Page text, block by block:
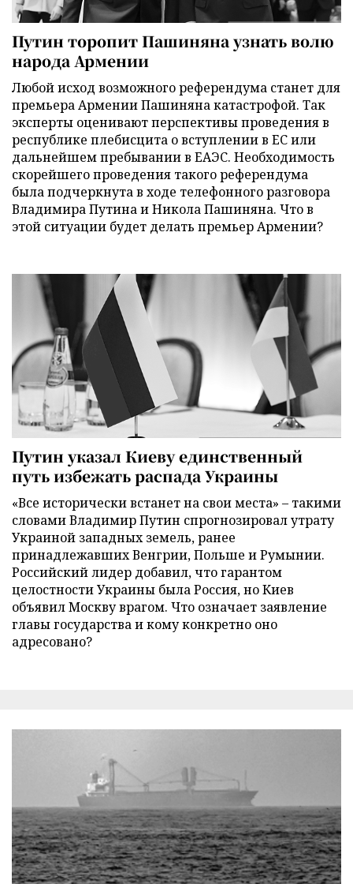
Путин торопит Пашиняна узнать волю
народа Армении
Любой исход возможного референдума станет для
премьера Армении Пашиняна катастрофой. Так
эксперты оценивают перспективы проведения в
республике плебисцита о вступлении в ЕС или
дальнейшем пребывании в ЕАЭС. Необходимость
скорейшего проведения такого референдума
была подчеркнута в ходе телефонного разговора
Владимира Путина и Никола Пашиняна. Что в
этой ситуации будет делать премьер Армении?
Путин указал Киеву единственный
путь избежать распада Украины
«Все исторически встанет на свои места» – такими
словами Владимир Путин спрогнозировал утрату
Украиной западных земель, ранее
принадлежавших Венгрии, Польше и Румынии.
Российский лидер добавил, что гарантом
целостности Украины была Россия, но Киев
объявил Москву врагом. Что означает заявление
главы государства и кому конкретно оно
адресовано?